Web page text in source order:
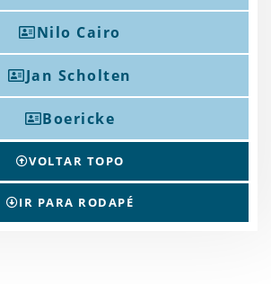
Nilo Cairo
Jan Scholten
Boericke
VOLTAR TOPO
IR PARA RODAPÉ